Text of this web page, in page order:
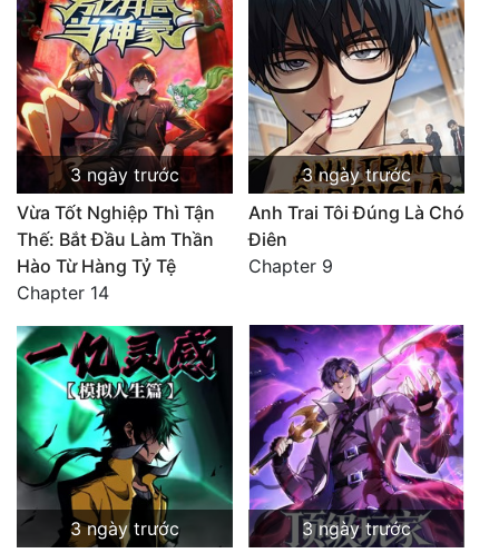
3 ngày trước
Vừa Tốt Nghiệp Thì Tận
Thế: Bắt Đầu Làm Thần
Hào Từ Hàng Tỷ Tệ
Chapter 14
3 ngày trước
Anh Trai Tôi Đúng Là Chó
Điên
Chapter 9
3 ngày trước
3 ngày trước